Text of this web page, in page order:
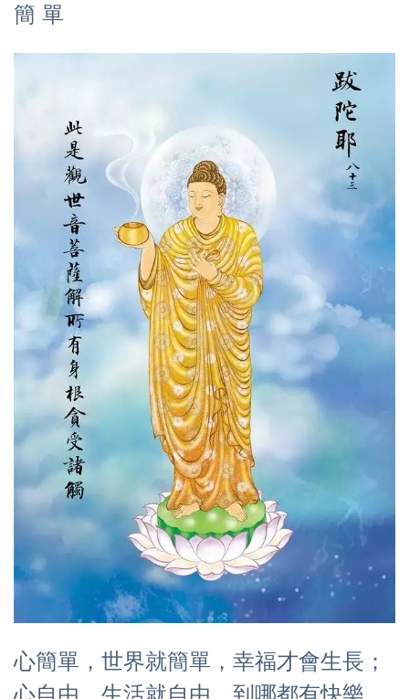
簡 單
心簡單，世界就簡單，幸福才會生長；
心自由，生活就自由，到哪都有快樂。